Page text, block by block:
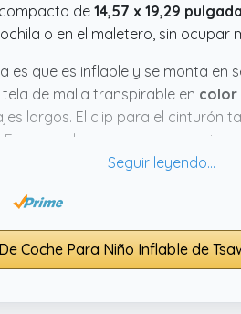
de 14,57 x 19,29
o en el maletero, sin ocupar
es que es inflable y se monta en
de malla transpirable en color
largos. El clip para el cinturón
general, parece un accesorio
Coche Para Niño Inflable de